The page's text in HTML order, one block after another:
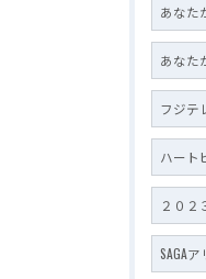
あなた
あなた
フジテ
ハート
２０２
SAGA